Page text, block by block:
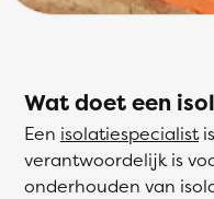
Wat doet een
Een isolatiespecialist
verantwoordelijk is
onderhouden van